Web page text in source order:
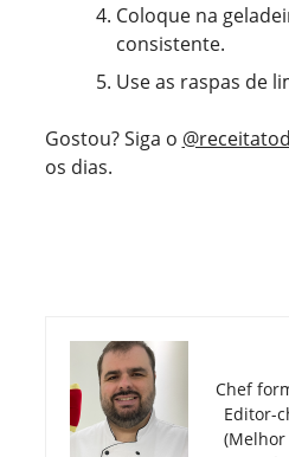
Coloque na
consistente.
Use as raspas de
Gostou? Siga o
os dias.
Chef
Editor-
(Melhor